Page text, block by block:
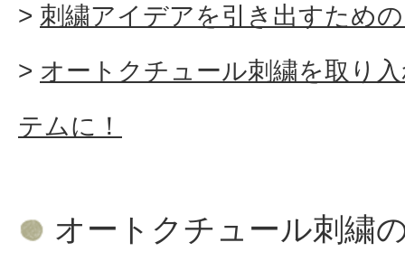
刺繍アイデアを引き出すため
オートクチュール刺繍を取り
テムに！
オートクチュール刺繍